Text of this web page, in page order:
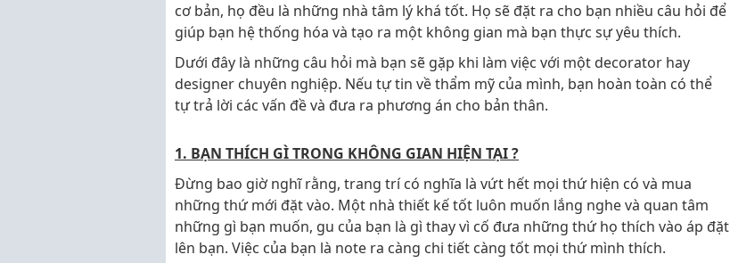
cơ bản, họ đều là những nhà tâm lý khá tốt. Họ sẽ đặt ra cho bạn nhiều câu hỏi để
giúp bạn hệ thống hóa và tạo ra một không gian mà bạn thực sự yêu thích.
Dưới đây là những câu hỏi mà bạn sẽ gặp khi làm việc với một decorator hay
designer chuyên nghiệp. Nếu tự tin về thẩm mỹ của mình, bạn hoàn toàn có thể
tự trả lời các vấn đề và đưa ra phương án cho bản thân.
1. BẠN THÍCH GÌ TRONG KHÔNG GIAN HIỆN TẠI ?
Đừng bao giờ nghĩ rằng, trang trí có nghĩa là vứt hết mọi thứ hiện có và mua
những thứ mới đặt vào. Một nhà thiết kế tốt luôn muốn lắng nghe và quan tâm
những gì bạn muốn, gu của bạn là gì thay vì cố đưa những thứ họ thích vào áp đặt
lên bạn. Việc của bạn là note ra càng chi tiết càng tốt mọi thứ mình thích.